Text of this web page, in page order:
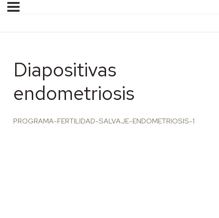
Diapositivas
endometriosis
PROGRAMA-FERTILIDAD-SALVAJE-ENDOMETRIOSIS-1